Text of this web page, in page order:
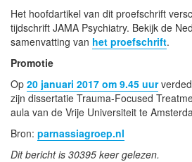
Het hoofdartikel van dit proefschrift
tijdschrift JAMA Psychiatry. Bekijk de
samenvatting van het proefschrift.
Promotie
Op 20 januari 2017 om 9.45 uur
zijn dissertatie Trauma-Focused
aula van de Vrije Universiteit te
Bron: parnassiagroep.nl
Dit bericht is 30395 keer gelezen.